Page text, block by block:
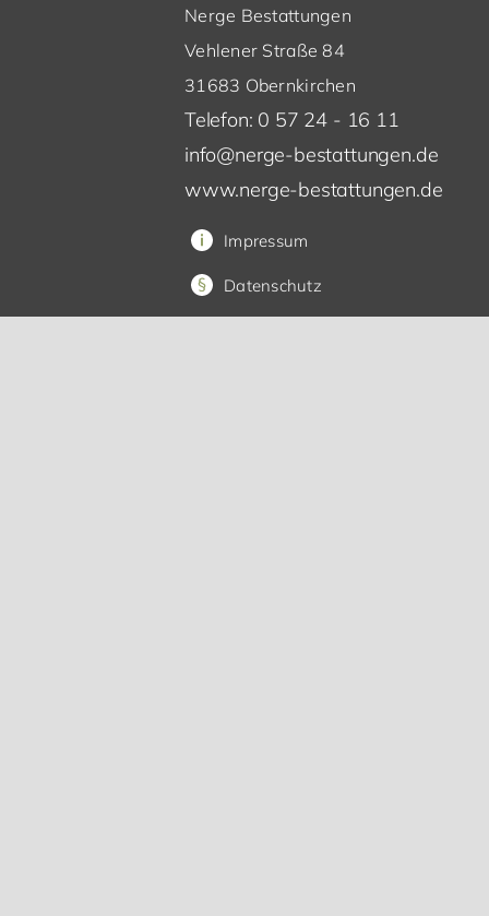
Nerge Bestattungen
Vehlener Straße 84
31683 Obernkirchen
Telefon: 0 57 24 - 16 11
info@nerge-bestattungen.de
www.nerge-bestattungen.de
Impressum
Datenschutz